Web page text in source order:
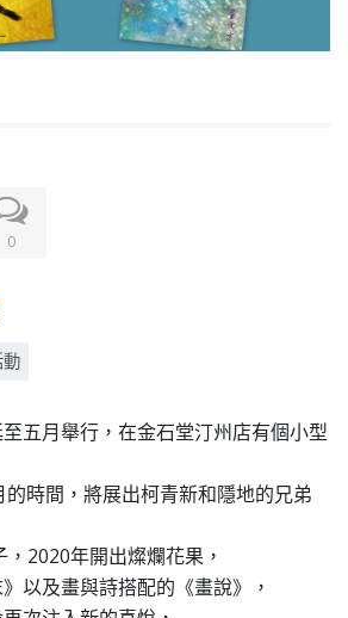
0
五月舉行，在金石堂汀州店有個小型
時間，將展出柯青新和隱地的兄弟
2020年開出燦爛花果，
以及畫與詩搭配的《畫說》，